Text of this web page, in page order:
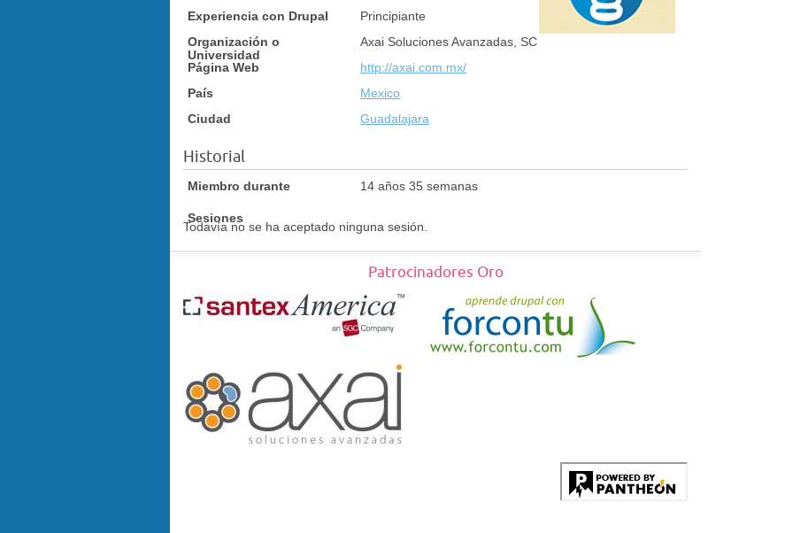
Experiencia con Drupal
Principiante
Organización o
Universidad
Axai Soluciones Avanzadas, SC
Página Web
http://axai.com.mx/
País
Mexico
Ciudad
Guadalajara
Historial
Miembro durante 14 años 35 semanas
Sesiones
Todavía no se ha aceptado ninguna sesión.
Patrocinadores Oro